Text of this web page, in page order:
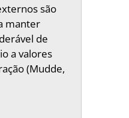
são
manter
de
a valores
(Mudde,